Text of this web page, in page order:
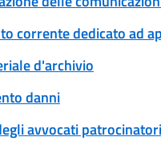
corrente dedicato ad
d'archivio
danni
avvocati patrocinatori